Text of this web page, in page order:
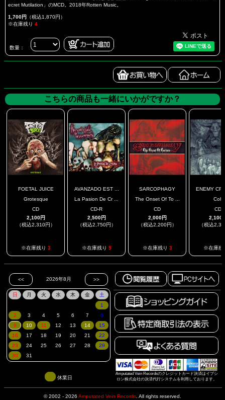
ecret Mutilation」のMCD。2018年Rotten Music。
1,700円 （税込1,870円）
※在庫残り 4
数量：
こちらの商品も一緒にいかがですか？
FOETAL JUICE
Grotesque
CD
2,100円
（税込2,310円）
※在庫残り 3
AVANZADO EST ...
La Pasion De Cr ...
CD-R
2,500円
（税込2,750円）
※在庫残り 5
SARCOPHAGY
The Onset Of To ...
CD
2,000円
（税込2,200円）
※在庫残り 3
ENEMY
Coh
CD
2,100
（税込
※在庫残
Amputated Vein Recordsのクレジットカード決済はイプシ
ロン株式会社の決済代行システムを利用しております。
休業日
© 2002 - 2026 Amputated Vein Records All rights reserved.